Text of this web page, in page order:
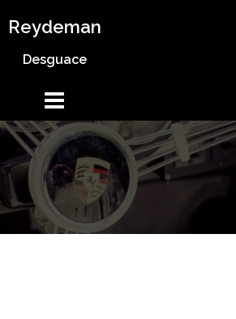
Reydeman
Desguace